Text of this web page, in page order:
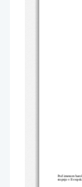
Pod imenom
stopnjo v